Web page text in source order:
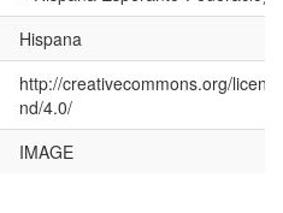
Hispana
http://creativecommons.org/
nd/4.0/
IMAGE